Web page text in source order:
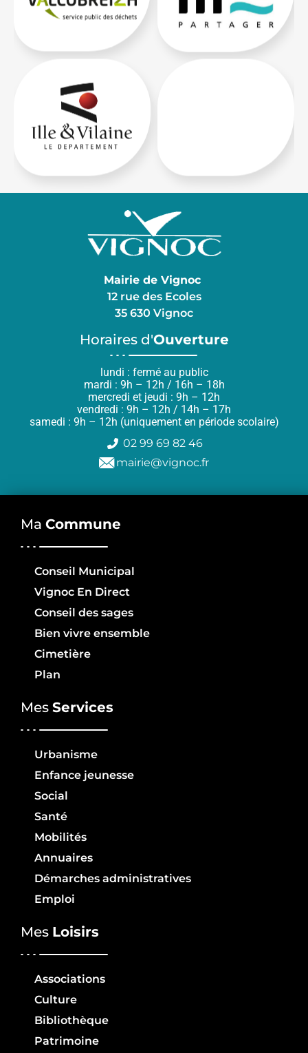
Mairie de Vignoc
12 rue des Ecoles
35 630 Vignoc
Horaires d'Ouverture
lundi : fermé au public
mardi : 9h – 12h / 16h – 18h
mercredi et jeudi : 9h – 12h
vendredi : 9h – 12h / 14h – 17h
samedi : 9h – 12h (uniquement en période scolaire)
02 99 69 82 46
mairie@vignoc.fr
Ma Commune
Conseil Municipal
Vignoc En Direct
Conseil des sages
Bien vivre ensemble
Cimetière
Plan
Mes Services
Urbanisme
Enfance jeunesse
Social
Santé
Mobilités
Annuaires
Démarches administratives
Emploi
Mes Loisirs
Associations
Culture
Bibliothèque
Patrimoine